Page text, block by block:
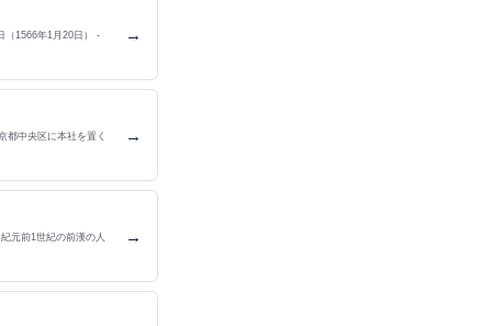
（1566年1月20日） - →
都中央区に本社を置く →
元前1世紀の前漢の人 →